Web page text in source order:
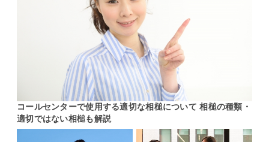
コールセンターで使用する適切な相槌について 相槌の種類・
適切ではない相槌も解説